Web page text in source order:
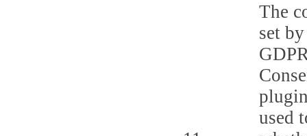
The
set
used